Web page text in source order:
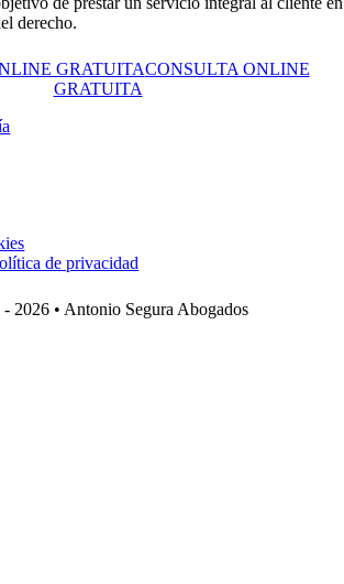
derecho.
GRATUITACONSULTA ONLINE
GRATUITA
de privacidad
2026 • Antonio Segura Abogados